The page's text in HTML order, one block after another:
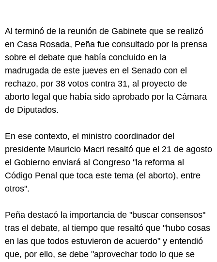
Al terminó de la reunión de Gabinete que se realizó
en Casa Rosada, Peña fue consultado por la prensa
sobre el debate que había concluido en la
madrugada de este jueves en el Senado con el
rechazo, por 38 votos contra 31, al proyecto de
aborto legal que había sido aprobado por la Cámara
de Diputados.
En ese contexto, el ministro coordinador del
presidente Mauricio Macri resaltó que el 21 de agosto
el Gobierno enviará al Congreso "la reforma al
Código Penal que toca este tema (el aborto), entre
otros".
Peña destacó la importancia de "buscar consensos"
tras el debate, al tiempo que resaltó que "hubo cosas
en las que todos estuvieron de acuerdo" y entendió
que, por ello, se debe "aprovechar todo lo que se